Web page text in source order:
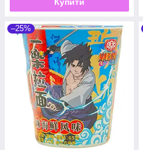
–25%